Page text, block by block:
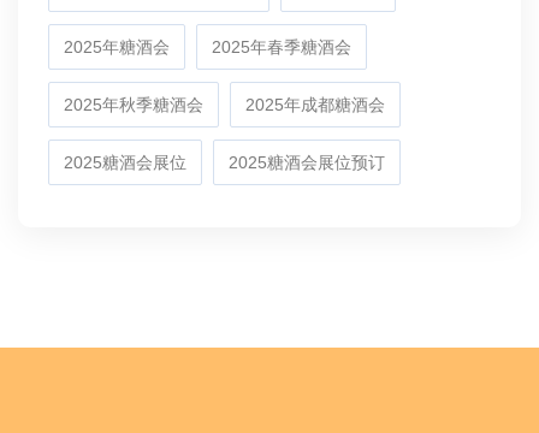
2025年糖酒会 2025年春季糖酒会
2025年秋季糖酒会 2025年成都糖酒会
2025糖酒会展位 2025糖酒会展位预订